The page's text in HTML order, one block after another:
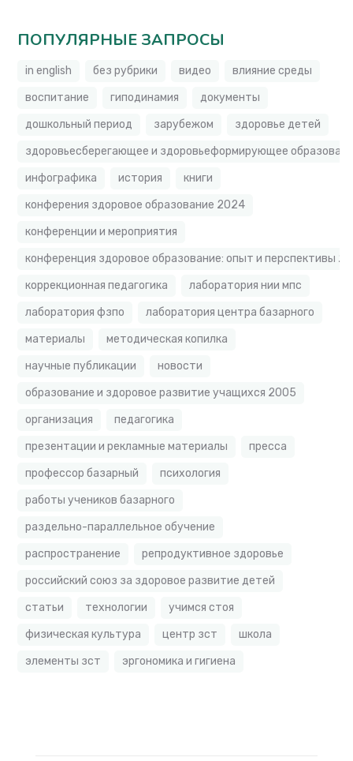
ПОПУЛЯРНЫЕ ЗАПРОСЫ
in english без рубрики видео
влияние среды
воспитание
гиподинамия
документы
дошкольный период
зарубежом
здоровье детей
здоровьесберегающее и здоровьеформирующее
инфографика
история
книги
конферения здоровое образование 2024
конференции и мероприятия
конференция здоровое образование: опыт и перспективы
коррекционная педагогика
лаборатория нии мпс
лаборатория фзпо
лаборатория центра базарного
материалы
методическая копилка
научные публикации
новости
образование и здоровое развитие учащихся 2005
организация
педагогика
презентации и рекламные материалы
пресса
профессор базарный
психология
работы учеников базарного
раздельно-параллельное обучение
распространение
репродуктивное здоровье
российский союз за здоровое развитие детей
статьи
технологии
учимся стоя
физическая культура
центр зст
школа
элементы зст
эргономика и гигиена